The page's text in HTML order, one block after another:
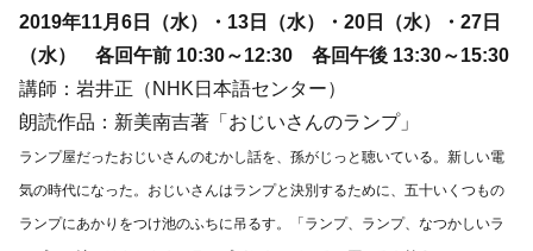
2019年11月6日（水）・13日（水）・20日（水）・27日
（水） 各回午前 10:30～12:30 各回午後 13:30～15:30
講師：岩井正（NHK日本語センター）
朗読作品：新美南吉著「おじいさんのランプ」
ランプ屋だったおじいさんのむかし話を、孫がじっと聴いている。新しい電
気の時代になった。おじいさんはランプと決別するために、五十いくつもの
ランプにあかりをつけ池のふちに吊るす。「ランプ、ランプ、なつかしいラ